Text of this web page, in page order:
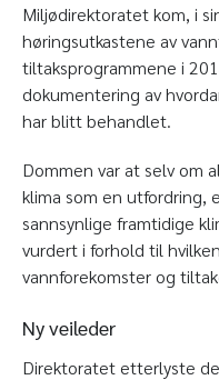
Miljødirektoratet kom, i
høringsutkastene av
tiltaksprogrammene i
dokumentering av
har blitt behandlet.
Dommen var at selv om
klima som en utfordring,
sannsynlige framtidige
vurdert i forhold til
vannforekomster og
Ny veileder
Direktoratet etterlyste